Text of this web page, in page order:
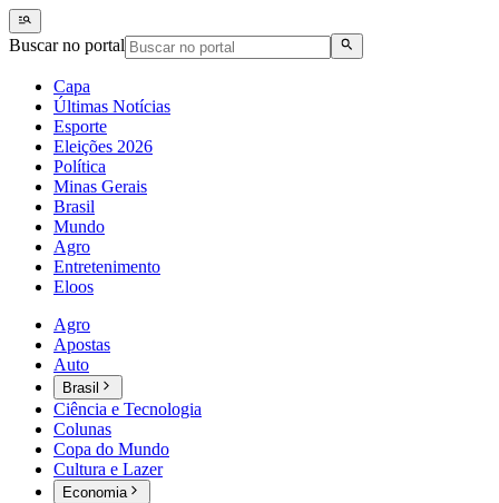
Buscar no portal
Capa
Últimas Notícias
Esporte
Eleições 2026
Política
Minas Gerais
Brasil
Mundo
Agro
Entretenimento
Eloos
Agro
Apostas
Auto
Brasil
Ciência e Tecnologia
Colunas
Copa do Mundo
Cultura e Lazer
Economia